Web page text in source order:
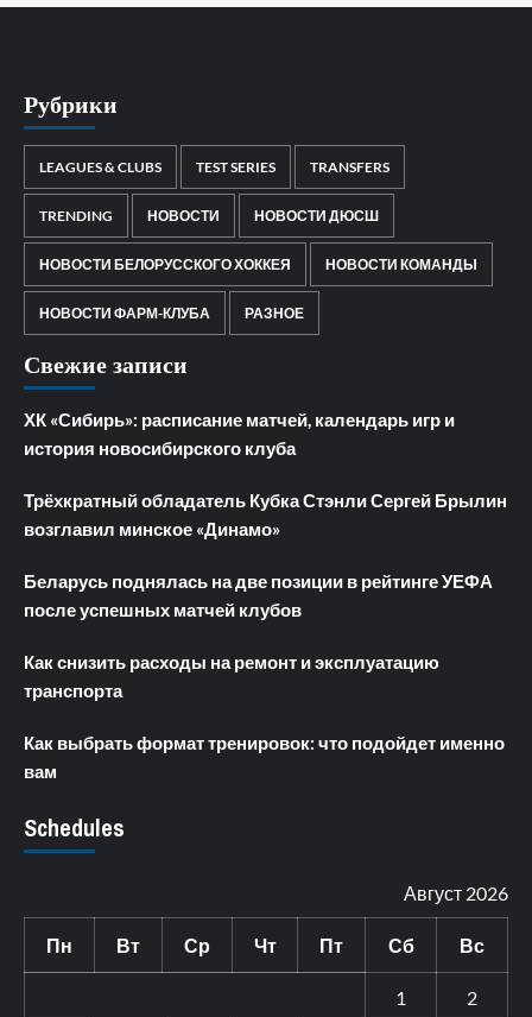
Рубрики
LEAGUES & CLUBS TEST SERIES TRANSFERS
TRENDING НОВОСТИ НОВОСТИ ДЮСШ
НОВОСТИ БЕЛОРУССКОГО ХОККЕЯ НОВОСТИ КОМАНДЫ
НОВОСТИ ФАРМ-КЛУБА РАЗНОЕ
Свежие записи
ХК «Сибирь»: расписание матчей, календарь игр и
история новосибирского клуба
Трёхкратный обладатель Кубка Стэнли Сергей Брылин
возглавил минское «Динамо»
Беларусь поднялась на две позиции в рейтинге УЕФА
после успешных матчей клубов
Как снизить расходы на ремонт и эксплуатацию
транспорта
Как выбрать формат тренировок: что подойдет именно
вам
Schedules
Август 2026
Пн Вт Ср Чт Пт Сб Вс
1 2